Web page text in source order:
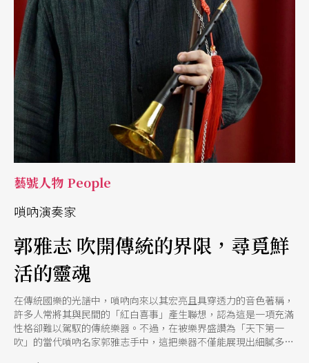
爭取，都在冥冥安排中要她尋找平衡點。
藝號人物 People
嗩吶演奏家
郭雅志 吹開傳統的界限，尋覓鮮
活的靈魂
在傳統國樂的光譜中，嗩吶向來以其宏亮且具穿透力的音色著稱，
許多人常將其與民間的「紅白喜事」產生聯想，認為這是一項充滿
性格卻難以駕馭的傳統樂器。不過，在被樂界盛讚為「天下第一
吹」的當代嗩吶名家郭雅志手中，這把樂器不僅能展現出細膩多變